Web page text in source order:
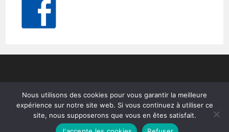
Nous utilisons des cookies pour vous garantir la meilleure
expérience sur notre site web. Si vous continuez à utiliser ce
site, nous supposerons que vous en êtes satisfait.